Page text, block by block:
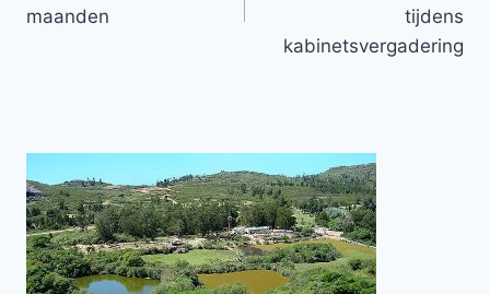
maanden
tijdens
kabinetsvergadering